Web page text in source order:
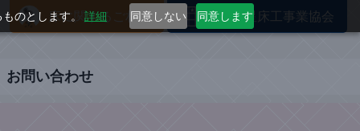
のとします。 詳細 同意しない 同意します
床に関するご相談 全国三星床工事業協会
お問い合わせ